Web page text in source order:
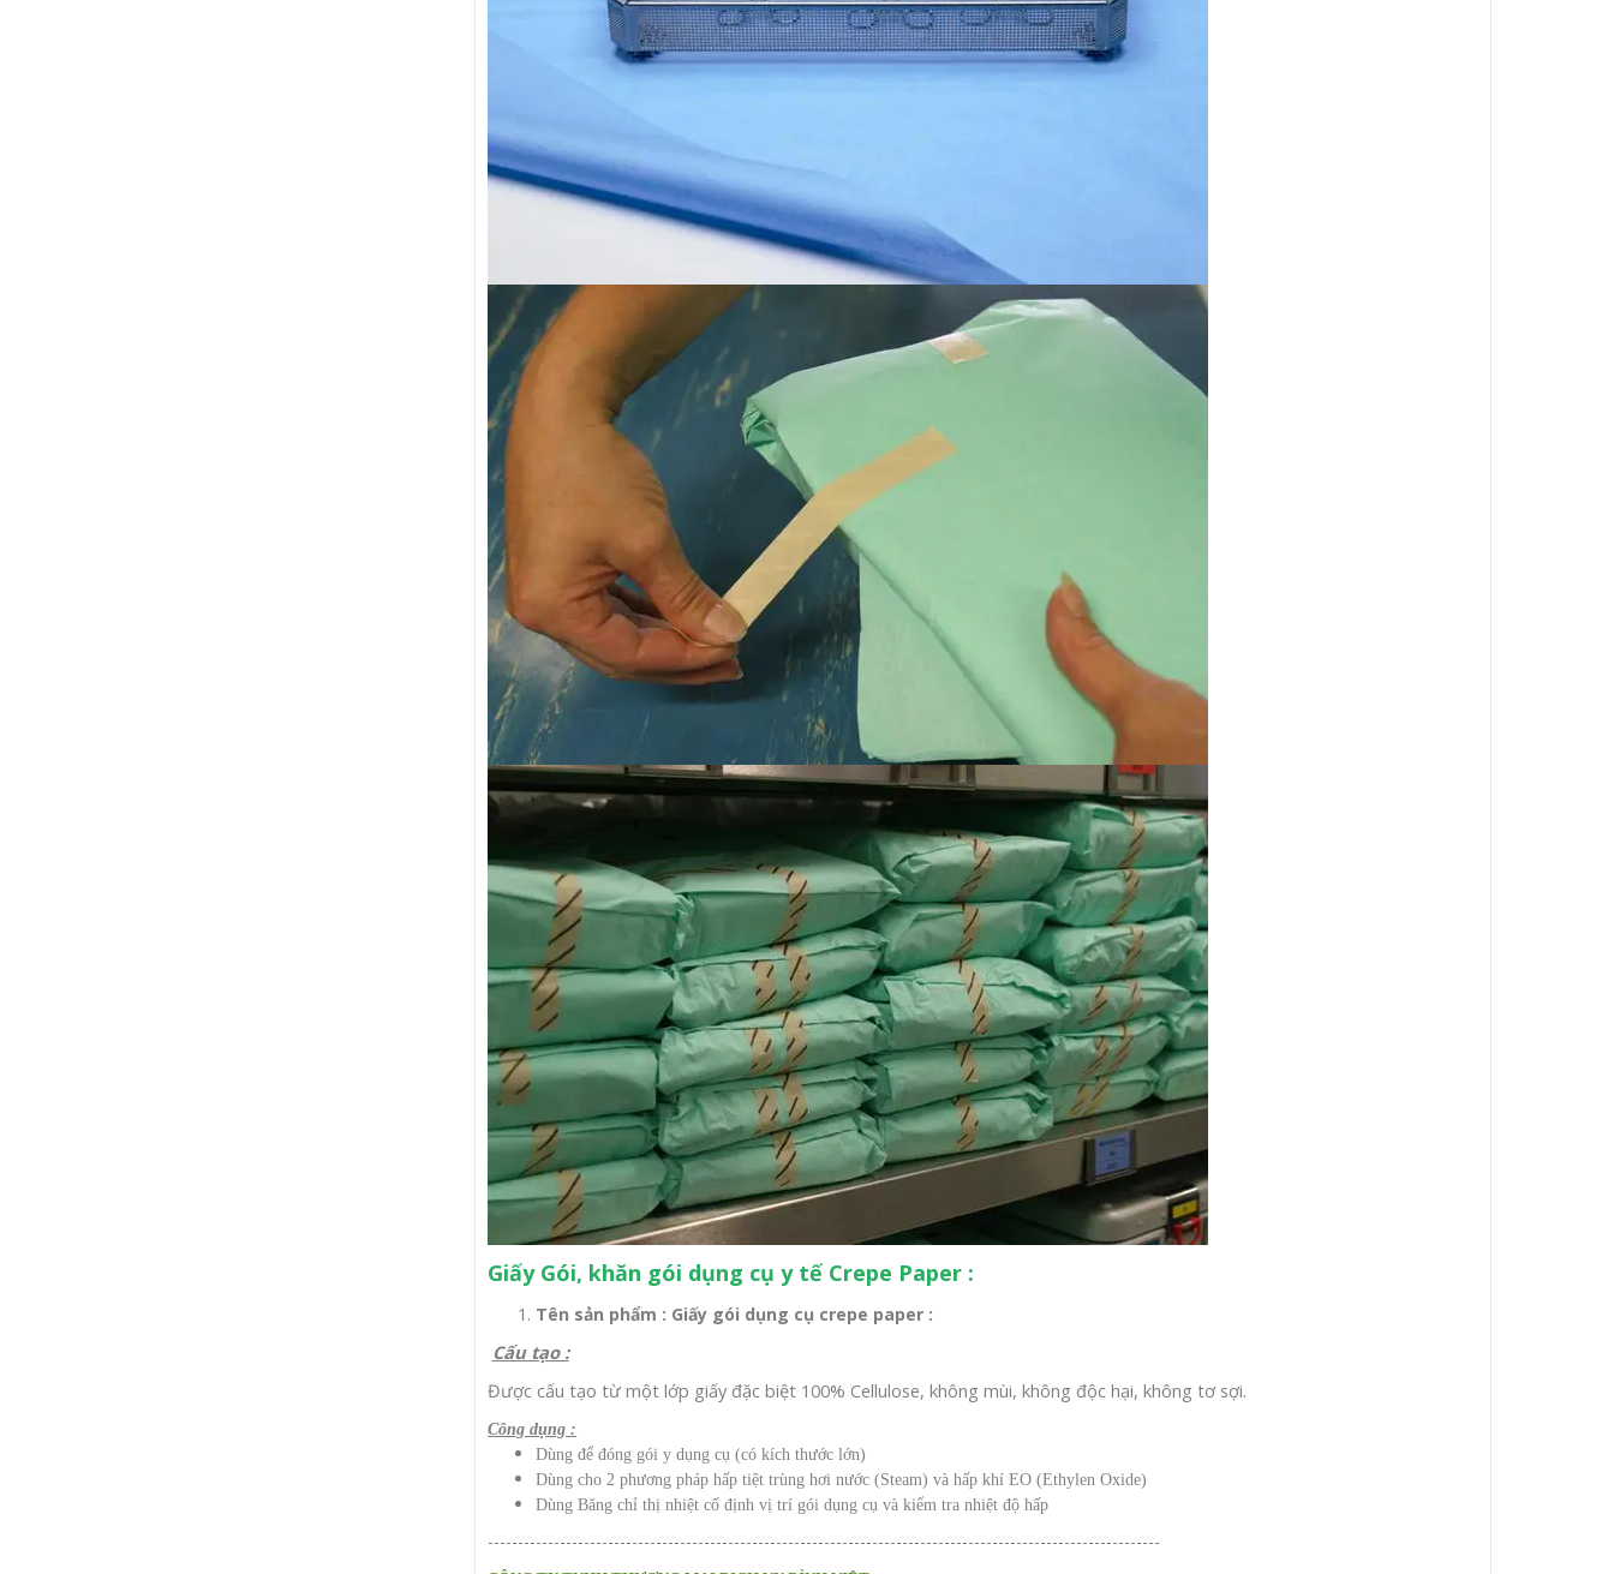
Giấy Gói, khăn gói dụng cụ y tế Crepe Paper :
Tên sản phẩm : Giấy gói dụng cụ crepe paper :
Cấu tạo :
Được cấu tạo từ một lớp giấy đặc biệt 100% Cellulose, không mùi, không độc hại, không tơ sợi.
Công dụng :
Dùng để đóng gói y dụng cụ (có kích thước lớn)
Dùng cho 2 phương pháp hấp tiệt trùng hơi nước (Steam) và hấp khí EO (Ethylen Oxide)
Dùng Băng chỉ thị nhiệt cố định vị trí gói dụng cụ và kiểm tra nhiệt độ hấp
----------------------------------------------------------------------------------------------------------------